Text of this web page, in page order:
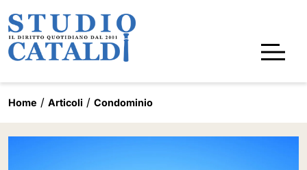
Home Articoli Condominio